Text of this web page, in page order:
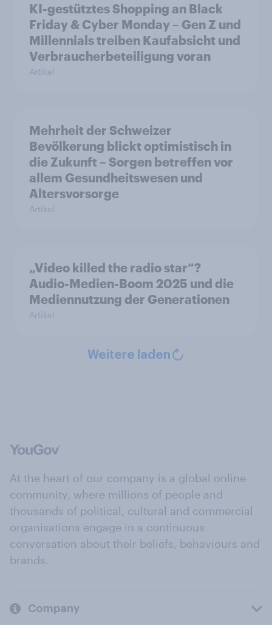
KI-gestütztes Shopping an Black
Friday & Cyber Monday – Gen Z und
Millennials treiben Kaufabsicht und
Verbraucherbeteiligung voran
Artikel
Mehrheit der Schweizer
Bevölkerung blickt optimistisch in
die Zukunft – Sorgen betreffen vor
allem Gesundheitswesen und
Altersvorsorge
Artikel
„Video killed the radio star“?
Audio-Medien-Boom 2025 und die
Mediennutzung der Generationen
Artikel
Weitere laden
At the heart of our company is a global online
community, where millions of people and
thousands of political, cultural and commercial
organisations engage in a continuous
conversation about their beliefs, behaviours and
brands.
Company